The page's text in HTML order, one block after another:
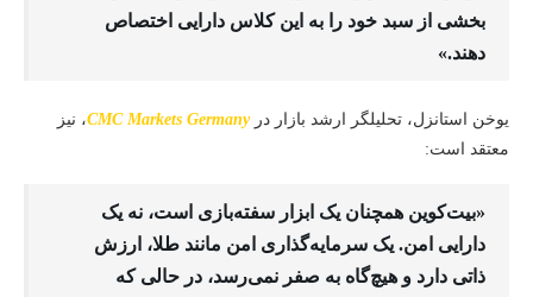
بخشی از سبد خود را به این کلاس دارایی اختصاص
دهند.»
یوخن استانزل، تحلیلگر ارشد بازار درCMC Markets Germany، نیز
معتقد است:
«بیت‌کوین همچنان یک ابزار سفته‌بازی است، نه یک
دارایی امن. یک سرمایه‌گذاری امن مانند طلا، ارزش
ذاتی دارد و هیچ‌گاه به صفر نمی‌رسد، در حالی که